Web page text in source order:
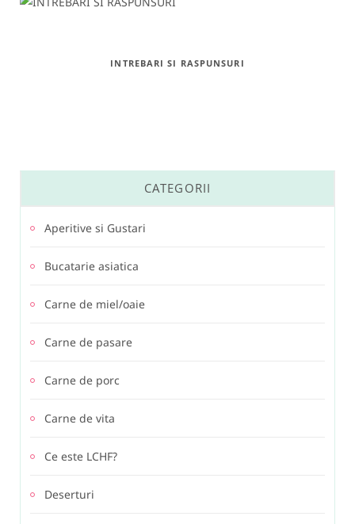
INTREBARI SI RASPUNSURI
CATEGORII
Aperitive si Gustari
Bucatarie asiatica
Carne de miel/oaie
Carne de pasare
Carne de porc
Carne de vita
Ce este LCHF?
Deserturi